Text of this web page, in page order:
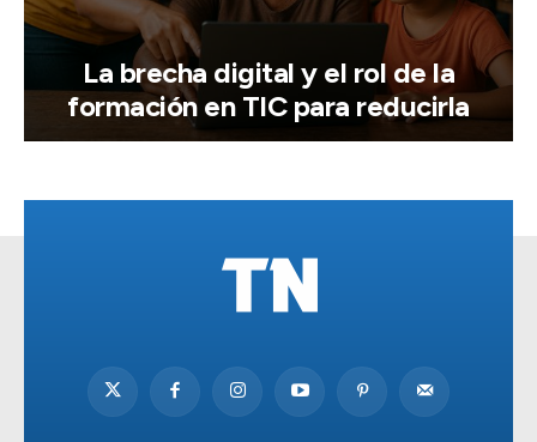
La brecha digital y el rol de la
formación en TIC para reducirla